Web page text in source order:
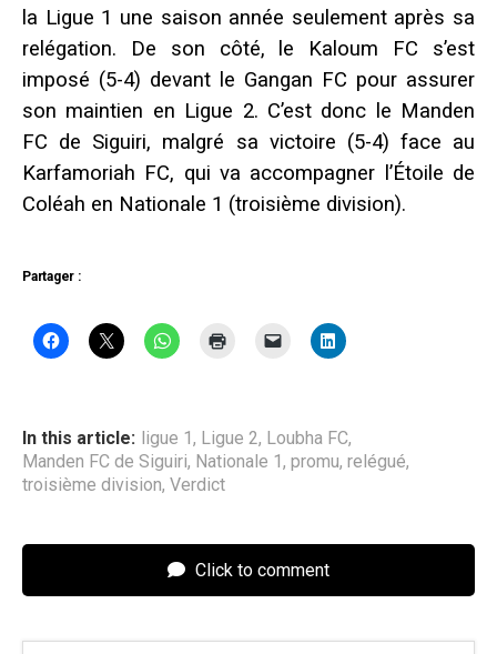
la Ligue 1 une saison année seulement après sa
relégation. De son côté, le Kaloum FC s’est
imposé (5-4) devant le Gangan FC pour assurer
son maintien en Ligue 2. C’est donc le Manden
FC de Siguiri, malgré sa victoire (5-4) face au
Karfamoriah FC, qui va accompagner l’Étoile de
Coléah en Nationale 1 (troisième division).
Partager :
In this article: ligue 1, Ligue 2, Loubha FC,
Manden FC de Siguiri, Nationale 1, promu, relégué,
troisième division, Verdict
Click to comment